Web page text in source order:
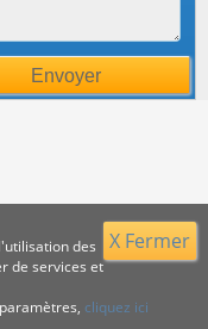
X Fermer
des
de services et
cliquez ici